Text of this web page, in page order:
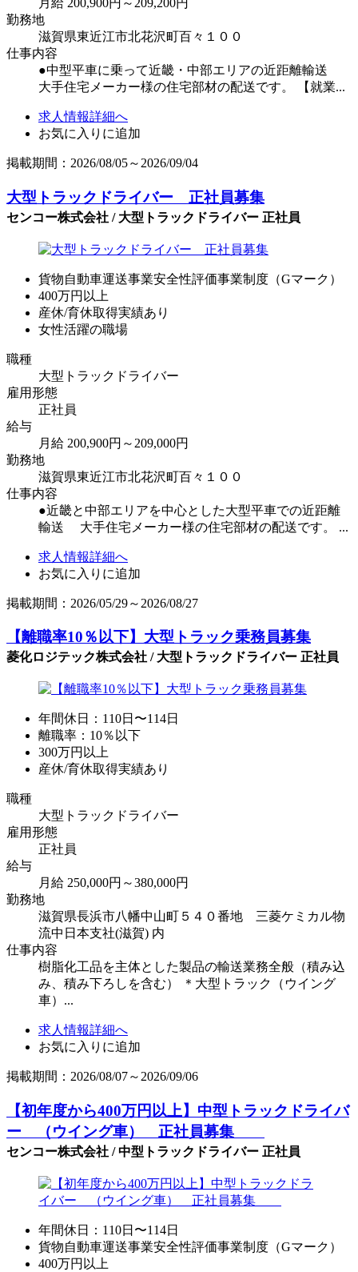
月給 200,900円～209,200円
勤務地
滋賀県東近江市北花沢町百々１００
仕事内容
●中型平車に乗って近畿・中部エリアの近距離輸送
大手住宅メーカー様の住宅部材の配送です。 【就業...
求人情報詳細へ
お気に入りに追加
掲載期間：2026/08/05～2026/09/04
大型トラックドライバー 正社員募集
センコー株式会社 / 大型トラックドライバー 正社員
貨物自動車運送事業安全性評価事業制度（Gマーク）
400万円以上
産休/育休取得実績あり
女性活躍の職場
職種
大型トラックドライバー
雇用形態
正社員
給与
月給 200,900円～209,000円
勤務地
滋賀県東近江市北花沢町百々１００
仕事内容
●近畿と中部エリアを中心とした大型平車での近距離
輸送 大手住宅メーカー様の住宅部材の配送です。 ...
求人情報詳細へ
お気に入りに追加
掲載期間：2026/05/29～2026/08/27
【離職率10％以下】大型トラック乗務員募集
菱化ロジテック株式会社 / 大型トラックドライバー 正社員
年間休日：110日〜114日
離職率：10％以下
300万円以上
産休/育休取得実績あり
職種
大型トラックドライバー
雇用形態
正社員
給与
月給 250,000円～380,000円
勤務地
滋賀県長浜市八幡中山町５４０番地 三菱ケミカル物
流中日本支社(滋賀) 内
仕事内容
樹脂化工品を主体とした製品の輸送業務全般（積み込
み、積み下ろしを含む） ＊大型トラック（ウイング
車）...
求人情報詳細へ
お気に入りに追加
掲載期間：2026/08/07～2026/09/06
【初年度から400万円以上】中型トラックドライバ
ー （ウイング車） 正社員募集
センコー株式会社 / 中型トラックドライバー 正社員
年間休日：110日〜114日
貨物自動車運送事業安全性評価事業制度（Gマーク）
400万円以上